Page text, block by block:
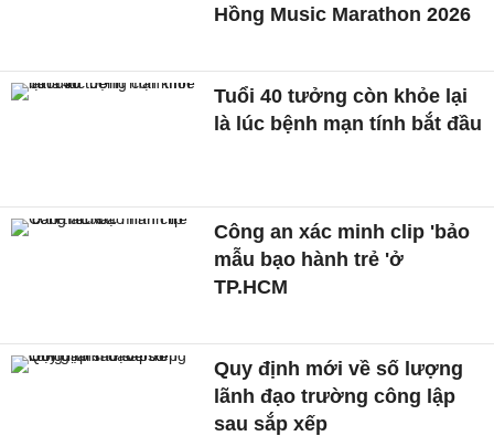
Hồng Music Marathon 2026
Tuổi 40 tưởng còn khỏe lại
là lúc bệnh mạn tính bắt đầu
Công an xác minh clip 'bảo
mẫu bạo hành trẻ 'ở
TP.HCM
Quy định mới về số lượng
lãnh đạo trường công lập
sau sắp xếp